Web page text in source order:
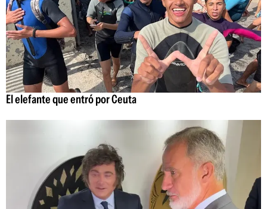
El elefante que entró por Ceuta